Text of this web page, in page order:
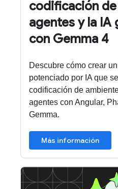
codificación
agentes y la IA
con Gemma 4
Descubre cómo crear
potenciado por IA que
codificación de
agentes con Angular,
Gemma.
Más información